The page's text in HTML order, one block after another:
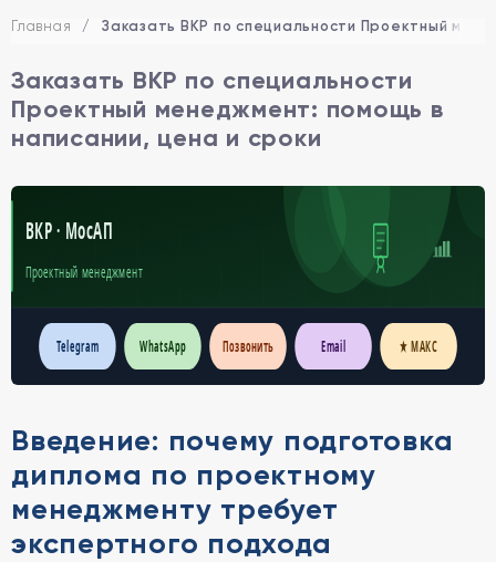
Главная / Заказать ВКР по специальности Проектный
Заказать ВКР по специальности
Проектный менеджмент: помощь в
написании, цена и сроки
ВКР · МосАП
Проектный менеджмент
Telegram WhatsApp Позвонить Email ★ МАКС
Введение: почему подготовка
диплома по проектному
менеджменту требует
экспертного подхода